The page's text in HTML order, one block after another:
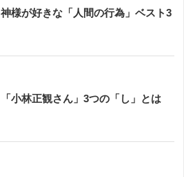
神様が好きな「人間の行為」ベスト3
「小林正観さん」3つの「し」とは